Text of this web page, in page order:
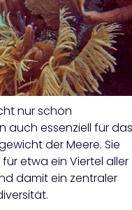
nur schön
auch essenziell für das
der Meere. Sie
etwa ein Viertel aller
damit ein zentraler